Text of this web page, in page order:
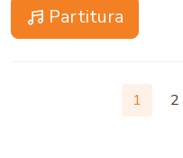
Partitura
1 2